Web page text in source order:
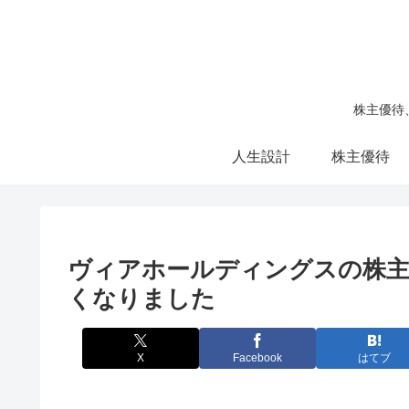
株主優待
人生設計 株主優待
ヴィアホールディングスの株
くなりました
X Facebook はてブ